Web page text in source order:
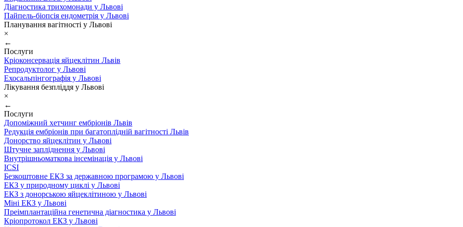
Діагностика трихомонади у Львові
Пайпель-біопсія ендометрія у Львові
Планування вагітності у Львові
×
←
Послуги
Кріоконсервація яйцеклітин Львів
Репродуктолог у Львові
Ехосальпінгографія у Львові
Лікування безпліддя у Львові
×
←
Послуги
Допоміжний хетчинг ембріонів Львів
Редукція ембріонів при багатоплідній вагітності Львів
Донорство яйцеклітин у Львові
Штучне запліднення у Львові
Внутрішньоматкова інсемінація у Львові
ICSI
Безкоштовне ЕКЗ за державною програмою у Львові
ЕКЗ у природному циклі у Львові
ЕКЗ з донорською яйцеклітиною у Львові
Міні ЕКЗ у Львові
Преімплантаційна генетична діагностика у Львові
Кріопротокол ЕКЗ у Львові